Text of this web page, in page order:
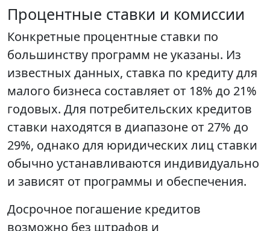
Процентные ставки и комиссии
Конкретные процентные ставки по
большинству программ не указаны. Из
известных данных, ставка по кредиту для
малого бизнеса составляет от 18% до 21%
годовых. Для потребительских кредитов
ставки находятся в диапазоне от 27% до
29%, однако для юридических лиц ставки
обычно устанавливаются индивидуально
и зависят от программы и обеспечения.
Досрочное погашение кредитов
возможно без штрафов и